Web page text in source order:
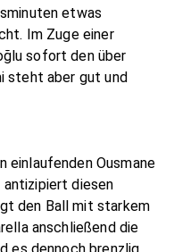
etwas
Im Zuge einer
sofort den über
steht aber gut und
einlaufenden Ousmane
antizipiert diesen
den Ball mit starkem
anschließend die